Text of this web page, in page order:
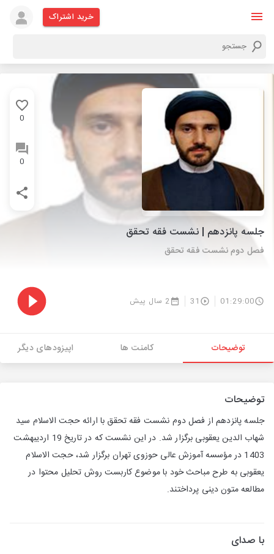
خرید اشتراک
0
0
جلسه پانزدهم | نشست فقه تحقق
فصل دوم نشست فقه تحقق
01:29:00
31 2 سال پیش
توضیحات کامنت ها اپیزودهای دیگر
توضیحات
جلسه پانزدهم از فصل دوم نشست فقه تحقق با ارائه حجت الاسلام سید
شهاب الدین یعقوبی برگزار شد. در این نشست که در تاریخ 19 اردیبهشت
1403 در مؤسسه آموزش عالی حوزوی تهران برگزار شد، حجت الاسلام
یعقوبی به طرح مباحث خود با موضوع کاربست روش تحلیل محتوا در
مطالعه متون دینی پرداختند.
با صدای